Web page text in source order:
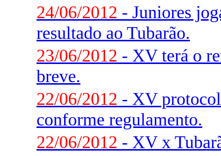
24/06/2012 - Juniores
resultado ao Tubarão.
23/06/2012 - XV terá o
breve.
22/06/2012 - XV
conforme regulamento.
22/06/2012 - XV x